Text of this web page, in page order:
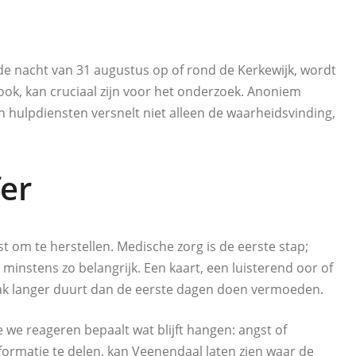
nacht van 31 augustus op of rond de Kerkewijk, wordt
kan cruciaal zijn voor het onderzoek. Anoniem
hulpdiensten versnelt niet alleen de waarheidsvinding,
te herstellen. Medische zorg is de eerste stap;
zo belangrijk. Een kaart, een luisterend oor of
langer duurt dan de eerste dagen doen vermoeden.
reageren bepaalt wat blijft hangen: angst of
te delen, kan Veenendaal laten zien waar de